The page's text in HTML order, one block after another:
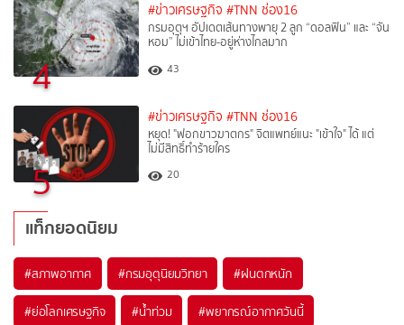
4
#ข่าวเศรษฐกิจ #TNN ช่อง16
กรมอุตุฯ อัปเดตเส้นทางพายุ 2 ลูก “ดอลฟิน” และ “จัน
หอม” ไม่เข้าไทย-อยู่ห่างไกลมาก
43
5
#ข่าวเศรษฐกิจ #TNN ช่อง16
หยุด! "ฟอกขาวฆาตกร" จิตแพทย์แนะ "เข้าใจ" ได้ แต่
ไม่มีสิทธิ์ทำร้ายใคร
20
แท็กยอดนิยม
#สภาพอากาศ #กรมอุตุนิยมวิทยา #ฝนตกหนัก
#ย่อโลกเศรษฐกิจ #น้ำท่วม #พยากรณ์อากาศวันนี้